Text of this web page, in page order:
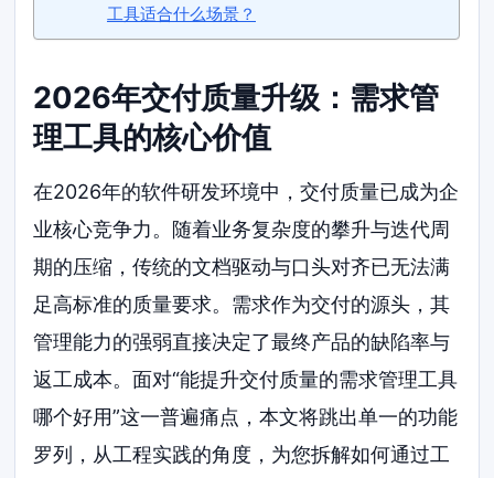
工具适合什么场景？
2026年交付质量升级：需求管
理工具的核心价值
在2026年的软件研发环境中，交付质量已成为企
业核心竞争力。随着业务复杂度的攀升与迭代周
期的压缩，传统的文档驱动与口头对齐已无法满
足高标准的质量要求。需求作为交付的源头，其
管理能力的强弱直接决定了最终产品的缺陷率与
返工成本。面对“能提升交付质量的需求管理工具
哪个好用”这一普遍痛点，本文将跳出单一的功能
罗列，从工程实践的角度，为您拆解如何通过工